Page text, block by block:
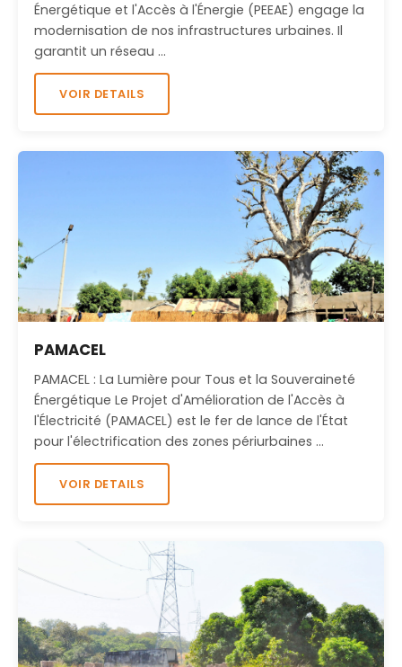
Énergétique et l'Accès à l'Énergie (PEEAE) engage la
modernisation de nos infrastructures urbaines. Il
garantit un réseau …
VOIR DETAILS
PAMACEL
PAMACEL : La Lumière pour Tous et la Souveraineté
Énergétique Le Projet d'Amélioration de l'Accès à
l'Électricité (PAMACEL) est le fer de lance de l'État
pour l'électrification des zones périurbaines …
VOIR DETAILS